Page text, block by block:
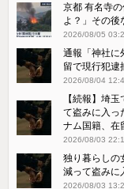
京都 有名寺
よ？」その後
2026/08/05
通報「神社に
留で現行犯逮
2026/08/04
【続報】埼
て盗みに入っ
ナム国籍、在
2026/08/03
独り暮らしの
減って盗みに
2026/08/03